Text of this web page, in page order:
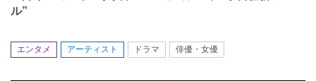
ル”
エンタメ アーティスト ドラマ 俳優・女優